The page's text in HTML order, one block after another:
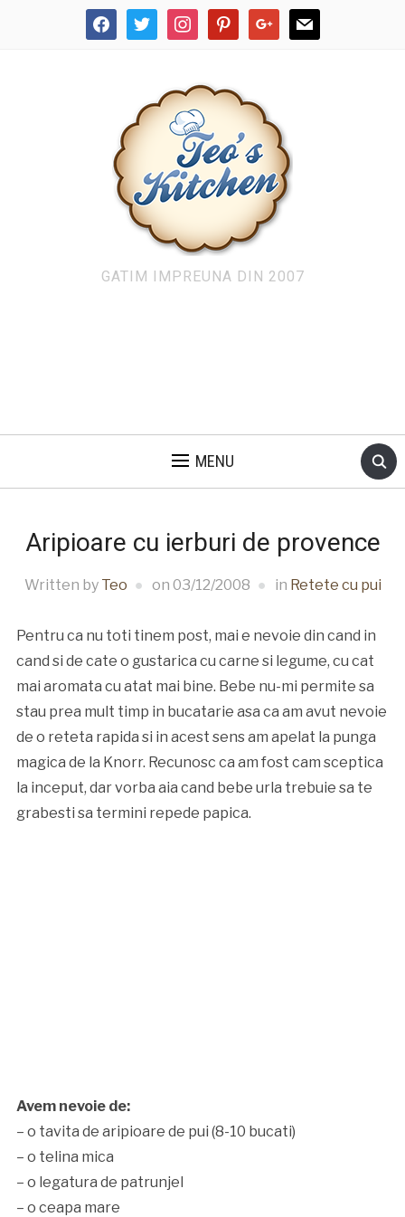
facebooktwitter instagrampinterestgoogle mail
GATIM IMPREUNA DIN 2007
MENU
Aripioare cu ierburi de provence
Written by Teo on 03/12/2008 in Retete cu pui
Pentru ca nu toti tinem post, mai e nevoie din cand in
cand si de cate o gustarica cu carne si legume, cu cat
mai aromata cu atat mai bine. Bebe nu-mi permite sa
stau prea mult timp in bucatarie asa ca am avut nevoie
de o reteta rapida si in acest sens am apelat la punga
magica de la Knorr. Recunosc ca am fost cam sceptica
la inceput, dar vorba aia cand bebe urla trebuie sa te
grabesti sa termini repede papica.
Avem nevoie de:
– o tavita de aripioare de pui (8-10 bucati)
– o telina mica
– o legatura de patrunjel
– o ceapa mare